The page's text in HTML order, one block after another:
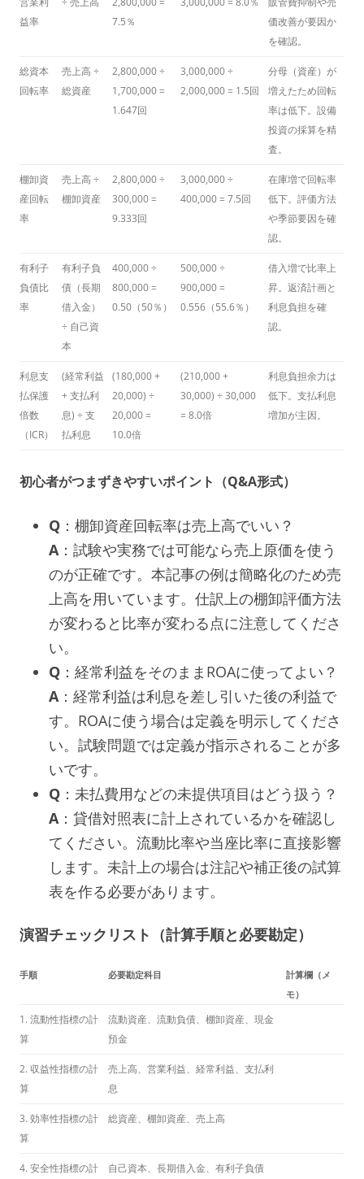
益率
7.5％
価改善が要因か
を確認。
総資本
回転率
売上高 ÷
総資産
2,800,000 ÷
1,700,000 =
1.647回
3,000,000 ÷
2,000,000 = 1.5回
分母（資産）が
増えたため回転
率は低下。設備
投資の採算を精
査。
棚卸資
産回転
率
売上高 ÷
棚卸資産
2,800,000 ÷
300,000 =
9.333回
3,000,000 ÷
400,000 = 7.5回
在庫増で回転率
低下。評価方法
や季節要因を確
認。
有利子
負債比
率
有利子負
債（長期
借入金）
÷ 自己資
本
400,000 ÷
800,000 =
0.50（50％）
500,000 ÷
900,000 =
0.556（55.6％）
借入増で比率上
昇。返済計画と
利息負担を確
認。
利息支
払保護
倍数
（ICR）
(経常利益
+ 支払利
息) ÷ 支
払利息
(180,000 +
20,000) ÷
20,000 =
10.0倍
(210,000 +
30,000) ÷ 30,000
= 8.0倍
利息負担余力は
低下。支払利息
増加が主因。
初心者がつまずきやすいポイント（Q&A形式）
Q ：棚卸資産回転率は売上高でいい？
A：試験や実務では可能なら売上原価を使う
のが正確です。本記事の例は簡略化のため売
上高を用いています。仕訳上の棚卸評価方法
が変わると比率が変わる点に注意してくださ
い。
Q ：経常利益をそのままROAに使ってよい？
A：経常利益は利息を差し引いた後の利益で
す。ROAに使う場合は定義を明示してくださ
い。試験問題では定義が指示されることが多
いです。
Q ：未払費用などの未提供項目はどう扱う？
A：貸借対照表に計上されているかを確認し
てください。流動比率や当座比率に直接影響
します。未計上の場合は注記や補正後の試算
表を作る必要があります。
演習チェックリスト（計算手順と必要勘定）
手順 必要勘定科目
計算欄（メ
モ）
1. 流動性指標の計
算
流動資産、流動負債、棚卸資産、現金
預金
2. 収益性指標の計
算
売上高、営業利益、経常利益、支払利
息
3. 効率性指標の計
算
総資産、棚卸資産、売上高
4. 安全性指標の計
自己資本、長期借入金、有利子負債